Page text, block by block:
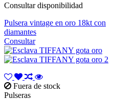
Consultar disponibilidad
Pulsera vintage en oro 18kt con
diamantes
Consultar
Fuera de stock
Pulseras